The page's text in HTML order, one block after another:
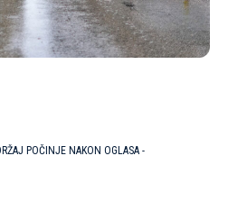
POČINJE NAKON OGLASA -